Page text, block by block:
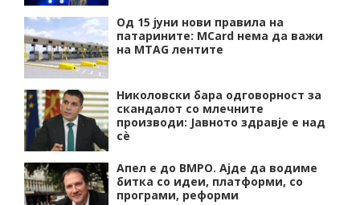
Од 15 јуни нови правила на
патарините: MCard нема да важи
на MTAG лентите
Николовски бара одговорност за
скандалот со млечните
производи: Јавното здравје е над
сѐ
Апел е до ВМРО. Ајде да водиме
битка со идеи, платформи, со
програми, реформи